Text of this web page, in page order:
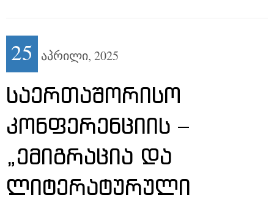
25 აპრილი, 2025
ᲡᲐᲔᲠᲗᲐᲨᲝᲠᲘᲡᲝ
ᲙᲝᲜᲤᲔᲠᲔᲜᲪᲘᲘᲡ –
„ᲔᲛᲘᲒᲠᲐᲪᲘᲐ ᲓᲐ
ᲚᲘᲢᲔᲠᲐᲢᲣᲠᲣᲚᲘ